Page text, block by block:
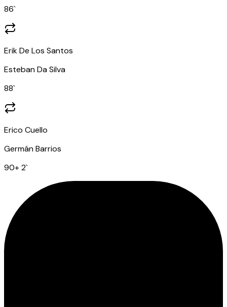
86`
Erik De Los Santos
Esteban Da Silva
88`
Erico Cuello
Germán Barrios
90+ 2`